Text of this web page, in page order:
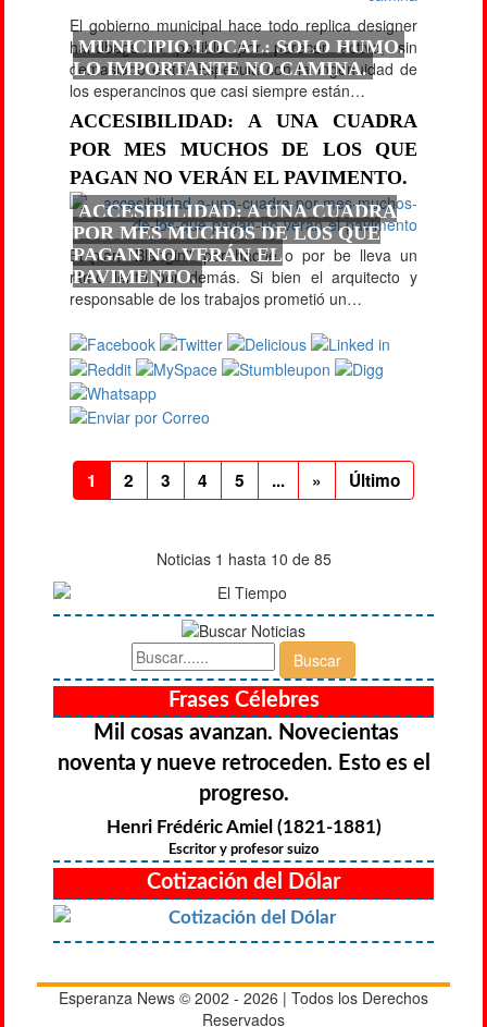
MUNICIPIO LOCAL: SOLO HUMO.
LO IMPORTANTE NO CAMINA.
El gobierno municipal hace todo replica designer
handbags lo posible por parecer activo, sin
demasiado éxito. Especula con la ingenuidad de
los esperancinos que casi siempre están…
ACCESIBILIDAD: A UNA CUADRA
POR MES MUCHOS DE LOS QUE
PAGAN NO VERÁN EL PAVIMENTO.
ACCESIBILIDAD: A UNA CUADRA
POR MES MUCHOS DE LOS QUE
PAGAN NO VERÁN EL
PAVIMENTO.
El plan "Blangini" por hache o por be lleva un
ritmo lento por demás. Si bien el arquitecto y
responsable de los trabajos prometió un…
1 2 3 4 5 ... » Último
Noticias 1 hasta 10 de 85
Frases Célebres
Mil cosas avanzan. Novecientas
noventa y nueve retroceden. Esto es el
progreso.
Henri Frédéric Amiel (1821-1881)
Escritor y profesor suizo
Cotización del Dólar
Esperanza News © 2002 - 2026 | Todos los Derechos
Reservados